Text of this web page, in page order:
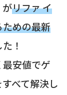
がリファ イ
めの最新
！
安値でゲ
べて解決し